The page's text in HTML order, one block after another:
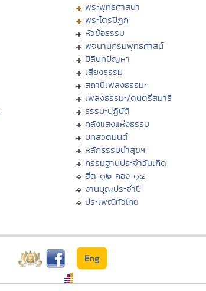
พระพุทธศาสนา
พระไตรปิฏก
หัวข้อธรรม
พจนานุกรมพุทธศาสน์
มิลินทปัญหา
เสียงธรรม
สถานีเพลงธรรมะ
เพลงธรรมะ/ดนตรีสมาธิ
ธรรมะปฏิบัติ
คลังแสงแห่งธรรม
บทสวดมนต์
หลักธรรมนำสุขฯ
กรรมฐานประจำวันเกิด
ฮีต ๑๒ คอง ๑๔
งานบุญประจำปี
ประเพณีทั่วไทย
Eng